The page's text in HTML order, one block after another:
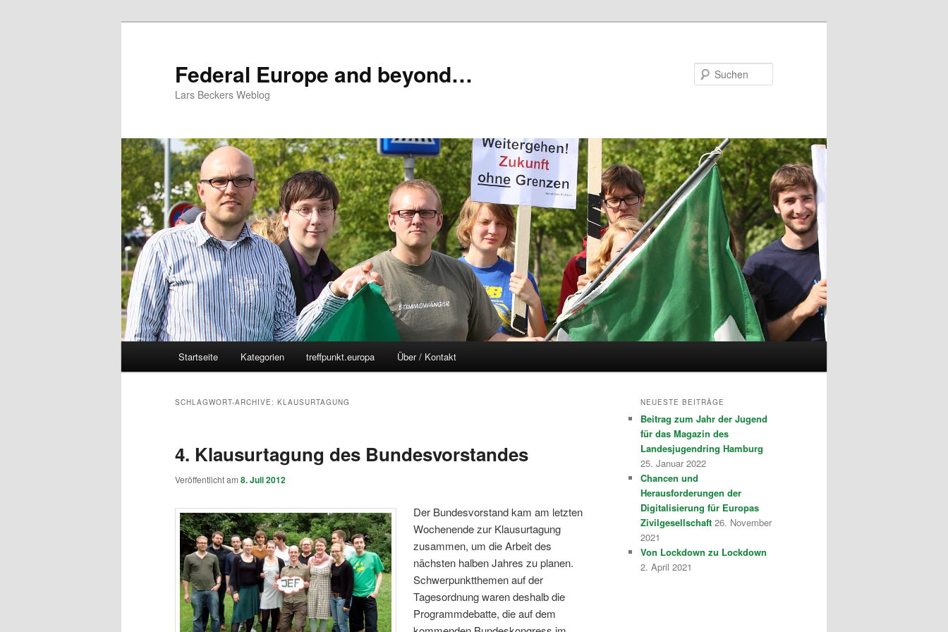
Federal Europe and beyond…
Lars Beckers Weblog
Startseite Kategorien treffpunkt.europa Über / Kontakt
SCHLAGWORT-ARCHIVE: KLAUSURTAGUNG
4. Klausurtagung des Bundesvorstandes
Veröffentlicht am 8. Juli 2012
Der Bundesvorstand kam am letzten
Wochenende zur Klausurtagung
zusammen, um die Arbeit des
nächsten halben Jahres zu planen.
Schwerpunktthemen auf der
Tagesordnung waren deshalb die
Programmdebatte, die auf dem
NEUESTE BEITRÄGE
Beitrag zum Jahr der Jugend
für das Magazin des
Landesjugendring Hamburg
25. Januar 2022
Chancen und
Herausforderungen der
Digitalisierung für Europas
Zivilgesellschaft 26. November
2021
Von Lockdown zu Lockdown
2. April 2021